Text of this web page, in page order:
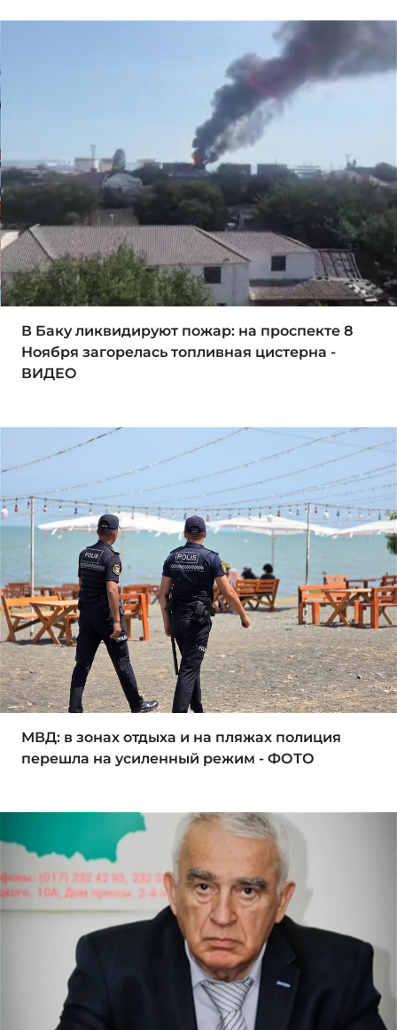
В Баку ликвидируют пожар: на проспекте 8
Ноября загорелась топливная цистерна -
ВИДЕО
МВД: в зонах отдыха и на пляжах полиция
перешла на усиленный режим - ФОТО